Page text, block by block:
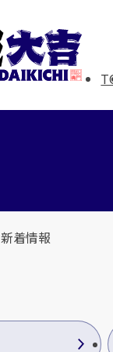
新着情報